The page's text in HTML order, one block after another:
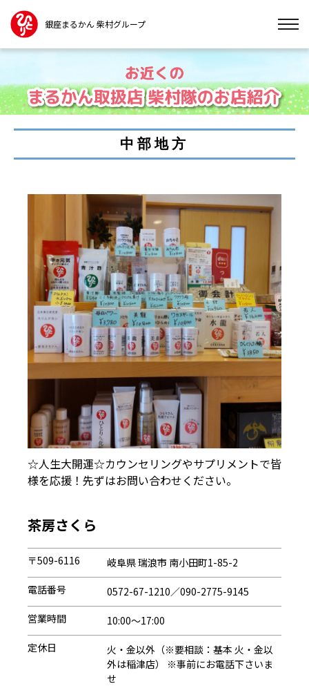
銀座まるかん 柴村グループ
中部地方
☆人生大開運☆カウンセリングやサプリメントで皆
様を応援！先ずはお問い合わせください。
茶房さくら
〒509-6116
岐阜県 瑞浪市 南小田町1-85-2
電話番号
0572-67-1210／090-2775-9145
営業時間
10:00～17:00
定休日
火・金以外（※要相談：基本 火・金以
外は稲津店） ※事前にお電話下さいま
せ